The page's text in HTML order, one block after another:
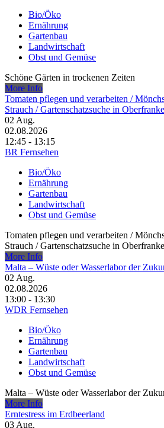
Bio/Öko
Ernährung
Gartenbau
Landwirtschaft
Obst und Gemüse
Schöne Gärten in trockenen Zeiten
More Info
Tomaten pflegen und verarbeiten /​
Strauch /​ Gartenschatzsuche in
02 Aug.
02.08.2026
12:45 - 13:15
BR Fernsehen
Bio/Öko
Ernährung
Gartenbau
Landwirtschaft
Obst und Gemüse
Tomaten pflegen und verarbeiten /​
Strauch /​ Gartenschatzsuche in
More Info
Malta – Wüste oder Wasserlabor der
02 Aug.
02.08.2026
13:00 - 13:30
WDR Fernsehen
Bio/Öko
Ernährung
Gartenbau
Landwirtschaft
Obst und Gemüse
Malta – Wüste oder Wasserlabor der
More Info
Erntestress im Erdbeerland
03 Aug.